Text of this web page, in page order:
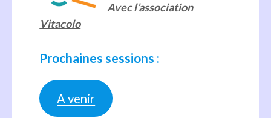
Avec l’association
Vitacolo
Prochaines sessions :
A venir